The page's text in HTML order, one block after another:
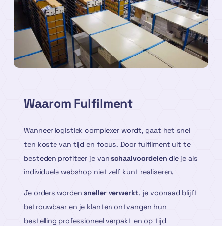
Waarom Fulfilment
Wanneer logistiek complexer wordt, gaat het snel
ten koste van tijd en focus. Door fulfilment uit te
besteden profiteer je vanschaalvoordelen die je als
individuele webshop niet zelf kunt realiseren.
Je orders wordensneller verwerkt, je voorraad blijft
betrouwbaar en je klanten ontvangen hun
bestelling professioneel verpakt en op tijd.